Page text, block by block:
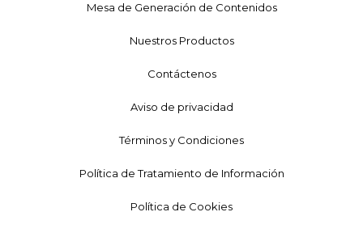
Mesa de Generación de Contenidos
Nuestros Productos
Contáctenos
Aviso de privacidad
Términos y Condiciones
Política de Tratamiento de Información
Política de Cookies